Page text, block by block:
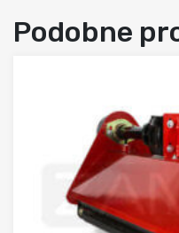
Podobne